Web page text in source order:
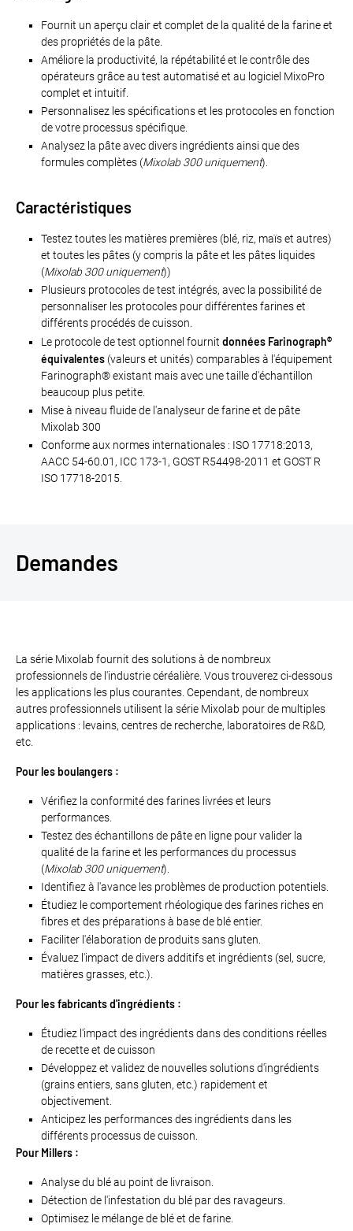
Fournit un aperçu clair et complet de la qualité de la farine et
des propriétés de la pâte.
Améliore la productivité, la répétabilité et le contrôle des
opérateurs grâce au test automatisé et au logiciel MixoPro
complet et intuitif.
Personnalisez les spécifications et les protocoles en fonction
de votre processus spécifique.
Analysez la pâte avec divers ingrédients ainsi que des
formules complètes (Mixolab 300 uniquement).
Caractéristiques
Testez toutes les matières premières (blé, riz, maïs et autres)
et toutes les pâtes (y compris la pâte et les pâtes liquides
(Mixolab 300 uniquement))
Plusieurs protocoles de test intégrés, avec la possibilité de
personnaliser les protocoles pour différentes farines et
différents procédés de cuisson.
Le protocole de test optionnel fournit données Farinograph®
équivalentes (valeurs et unités) comparables à l'équipement
Farinograph® existant mais avec une taille d'échantillon
beaucoup plus petite.
Mise à niveau fluide de l'analyseur de farine et de pâte
Mixolab 300
Conforme aux normes internationales : ISO 17718:2013,
AACC 54-60.01, ICC 173-1, GOST R54498-2011 et GOST R
ISO 17718-2015.
Demandes
La série Mixolab fournit des solutions à de nombreux
professionnels de l'industrie céréalière. Vous trouverez ci-dessous
les applications les plus courantes. Cependant, de nombreux
autres professionnels utilisent la série Mixolab pour de multiples
applications : levains, centres de recherche, laboratoires de R&D,
etc.
Pour les boulangers :
Vérifiez la conformité des farines livrées et leurs
performances.
Testez des échantillons de pâte en ligne pour valider la
qualité de la farine et les performances du processus
(Mixolab 300 uniquement).
Identifiez à l'avance les problèmes de production potentiels.
Étudiez le comportement rhéologique des farines riches en
fibres et des préparations à base de blé entier.
Faciliter l'élaboration de produits sans gluten.
Évaluez l'impact de divers additifs et ingrédients (sel, sucre,
matières grasses, etc.).
Pour les fabricants d'ingrédients :
Étudiez l'impact des ingrédients dans des conditions réelles
de recette et de cuisson
Développez et validez de nouvelles solutions d'ingrédients
(grains entiers, sans gluten, etc.) rapidement et
objectivement.
Anticipez les performances des ingrédients dans les
différents processus de cuisson.
Pour Millers :
Analyse du blé au point de livraison.
Détection de l'infestation du blé par des ravageurs.
Optimisez le mélange de blé et de farine.